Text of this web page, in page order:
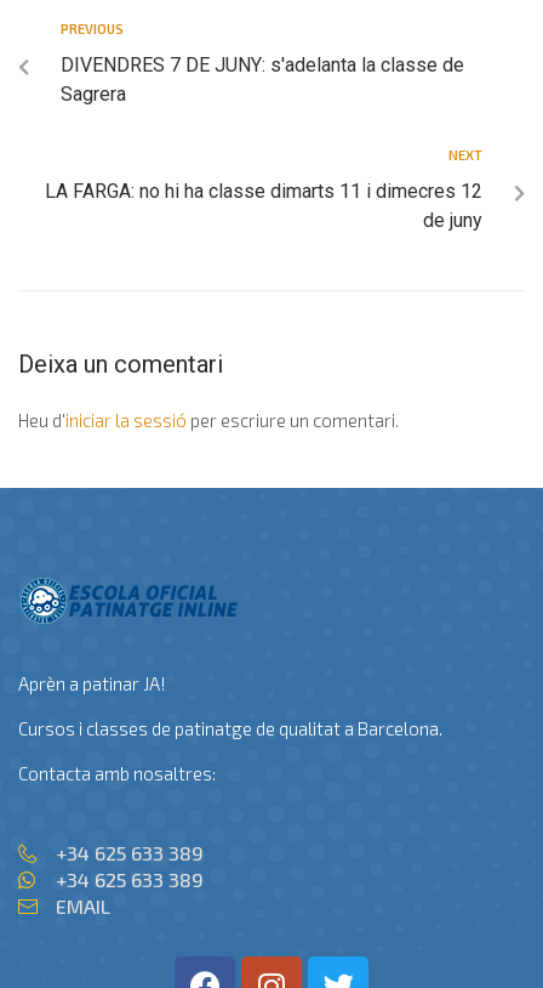
PREVIOUS
DIVENDRES 7 DE JUNY: s'adelanta la classe de
Sagrera
NEXT
LA FARGA: no hi ha classe dimarts 11 i dimecres 12
de juny
Deixa un comentari
Heu d'iniciar la sessió per escriure un comentari.
Aprèn a patinar JA!
Cursos i classes de patinatge de qualitat a Barcelona.
Contacta amb nosaltres:
+34 625 633 389
+34 625 633 389
EMAIL